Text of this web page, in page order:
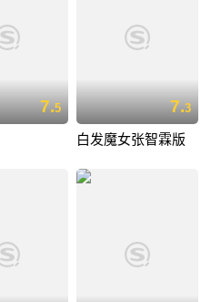
7.5 7.3
白发魔女张智霖版